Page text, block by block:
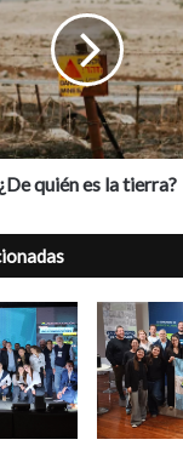
¿De quién es la tierra?